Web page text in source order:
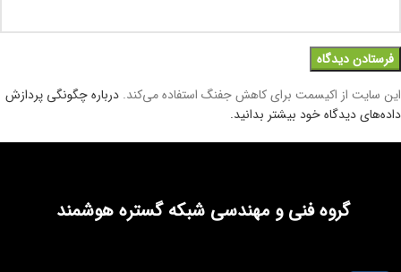
این سایت از اکیسمت برای کاهش جفنگ استفاده می‌کند. درباره چگونگی پردازش
داده‌های دیدگاه خود بیشتر بدانید.
گروه فنی و مهندسی شبکه گستره هوشمند